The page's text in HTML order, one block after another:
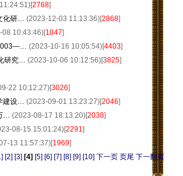
2768]
化研… (2023-12-03 11:13:36)[2868]
08 10:43:46)[1847]
(2023-10-16 10:05:54)[4403]
研究… (2023-10-06 10:12:56)[3825]
22 10:12:27)[3026]
建设… (2023-09-01 13:23:27)[2046]
… (2023-08-17 18:13:20)[2038]
08-15 15:01:24)[2291]
13 11:57:37)[1969]
[2] [3] [4] [5] [6] [7] [8] [9] [10] 下一页 页尾 下一翻页